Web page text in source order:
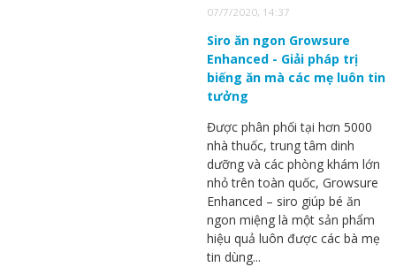
07/7/2020, 14:37
Siro ăn ngon Growsure
Enhanced - Giải pháp trị
biếng ăn mà các mẹ luôn tin
tưởng
Được phân phối tại hơn 5000
nhà thuốc, trung tâm dinh
dưỡng và các phòng khám lớn
nhỏ trên toàn quốc, Growsure
Enhanced – siro giúp bé ăn
ngon miệng là một sản phẩm
hiệu quả luôn được các bà mẹ
tin dùng...